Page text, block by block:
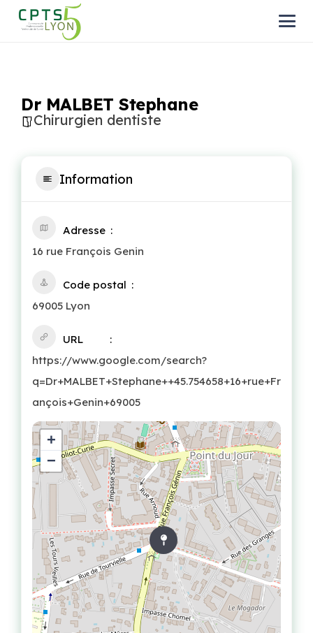
Dr MALBET Stephane
Chirurgien dentiste
Information
Adresse
16 rue François Genin
Code postal
69005 Lyon
URL
https://www.google.com/search?
q=Dr+MALBET+Stephane++45.754658+16+rue+Fr
ançois+Genin+69005
+
−